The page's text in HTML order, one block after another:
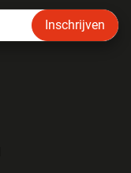
Inschrijven